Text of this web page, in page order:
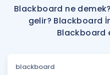
Faydalı Araçlar
Ücretsiz Kaynaklar
Blackboard ne
gelir? Blackboard
Blackboard